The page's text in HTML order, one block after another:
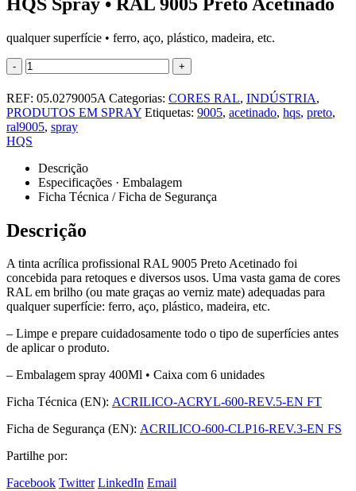
qualquer superfície • ferro, aço, plástico, madeira, etc.
- +
REF: 05.0279005A Categorias: CORES RAL, INDÚSTRIA,
PRODUTOS EM SPRAY Etiquetas: 9005, acetinado, hqs, preto,
ral9005, spray
HQS
Descrição
Especificações · Embalagem
Ficha Técnica / Ficha de Segurança
Descrição
A tinta acrílica profissional RAL 9005 Preto Acetinado foi
concebida para retoques e diversos usos. Uma vasta gama de cores
RAL em brilho (ou mate graças ao verniz mate) adequadas para
qualquer superfície: ferro, aço, plástico, madeira, etc.
– Limpe e prepare cuidadosamente todo o tipo de superfícies antes
de aplicar o produto.
– Embalagem spray 400Ml • Caixa com 6 unidades
Ficha Técnica (EN): ACRILICO-ACRYL-600-REV.5-EN FT
Ficha de Segurança (EN): ACRILICO-600-CLP16-REV.3-EN FS
Partilhe por:
Facebook Twitter LinkedIn Email